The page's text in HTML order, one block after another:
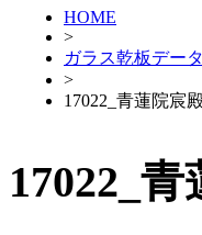
HOME
>
ガラス乾板デー
>
17022_青蓮院宸
17022_